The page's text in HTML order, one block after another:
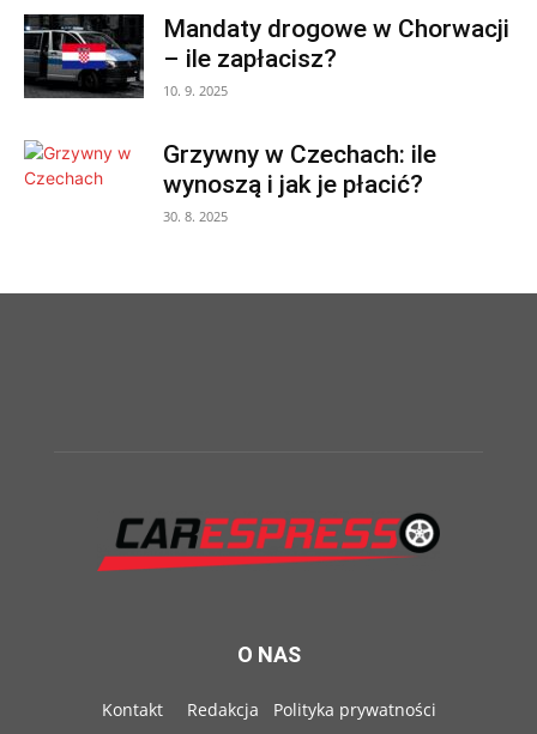
Mandaty drogowe w Chorwacji
– ile zapłacisz?
10. 9. 2025
Grzywny w Czechach: ile
wynoszą i jak je płacić?
30. 8. 2025
O NAS
Kontakt Redakcja Polityka prywatności